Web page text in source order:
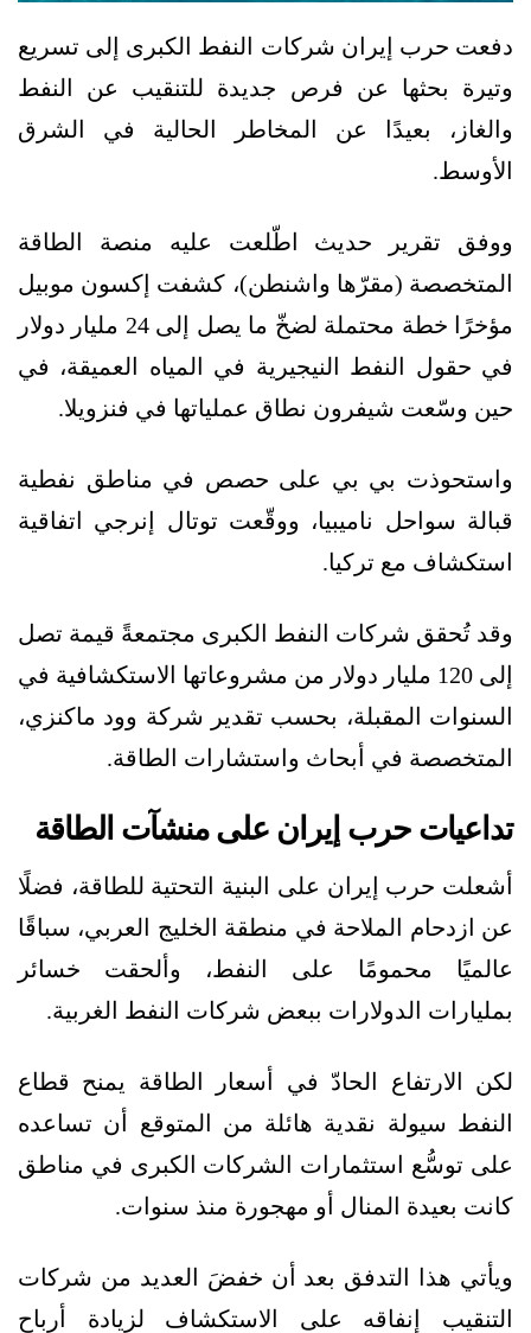
دفعت حرب إيران شركات النفط الكبرى إلى تسريع
وتيرة بحثها عن فرص جديدة للتنقيب عن النفط
والغاز، بعيدًا عن المخاطر الحالية في الشرق
الأوسط.
ووفق تقرير حديث اطّلعت عليه منصة الطاقة
المتخصصة (مقرّها واشنطن)، كشفت إكسون موبيل
مؤخرًا خطة محتملة لضخّ ما يصل إلى 24 مليار دولار
في حقول النفط النيجيرية في المياه العميقة، في
حين وسّعت شيفرون نطاق عملياتها في فنزويلا.
واستحوذت بي بي على حصص في مناطق نفطية
قبالة سواحل ناميبيا، ووقّعت توتال إنرجي اتفاقية
استكشاف مع تركيا.
وقد تُحقق شركات النفط الكبرى مجتمعةً قيمة تصل
إلى 120 مليار دولار من مشروعاتها الاستكشافية في
السنوات المقبلة، بحسب تقدير شركة وود ماكنزي،
المتخصصة في أبحاث واستشارات الطاقة.
تداعيات حرب إيران على منشآت الطاقة
أشعلت حرب إيران على البنية التحتية للطاقة، فضلًا
عن ازدحام الملاحة في منطقة الخليج العربي، سباقًا
عالميًا محمومًا على النفط، وألحقت خسائر
بمليارات الدولارات ببعض شركات النفط الغربية.
لكن الارتفاع الحادّ في أسعار الطاقة يمنح قطاع
النفط سيولة نقدية هائلة من المتوقع أن تساعده
على توسُّع استثمارات الشركات الكبرى في مناطق
كانت بعيدة المنال أو مهجورة منذ سنوات.
ويأتي هذا التدفق بعد أن خفضَ العديد من شركات
التنقيب إنفاقه على الاستكشاف لزيادة أرباح